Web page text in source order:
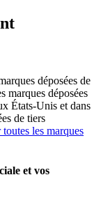
déposées de
marques déposées
États-Unis et dans
de tiers
les marques
et vos